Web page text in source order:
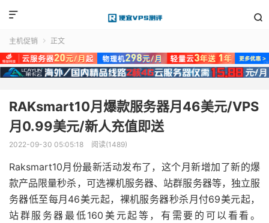


主机促销  正文
RAKsmart10月爆款服务器月46美元/VPS
月0.99美元/新人充值即送
2022-09-30 05:05:18 阅读(1489)
Raksmart10月份最新活动发布了，这个月新增加了新的爆
款产品限量秒杀，可选裸机服务器、站群服务器等，独立服
务器低至每月46美元起，裸机服务器秒杀月付69美元起，
站群服务器最低160美元起等，有需要的可以看看。